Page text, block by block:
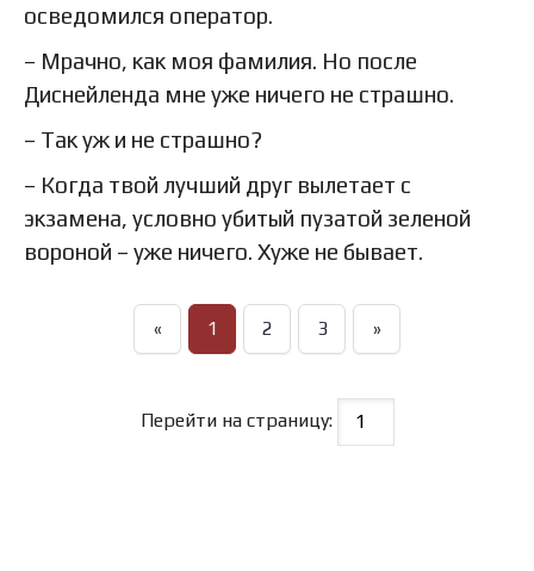
осведомился оператор.
– Мрачно, как моя фамилия. Но после
Диснейленда мне уже ничего не страшно.
– Так уж и не страшно?
– Когда твой лучший друг вылетает с
экзамена, условно убитый пузатой зеленой
вороной – уже ничего. Хуже не бывает.
« 1 2 3 »
Перейти на страницу: